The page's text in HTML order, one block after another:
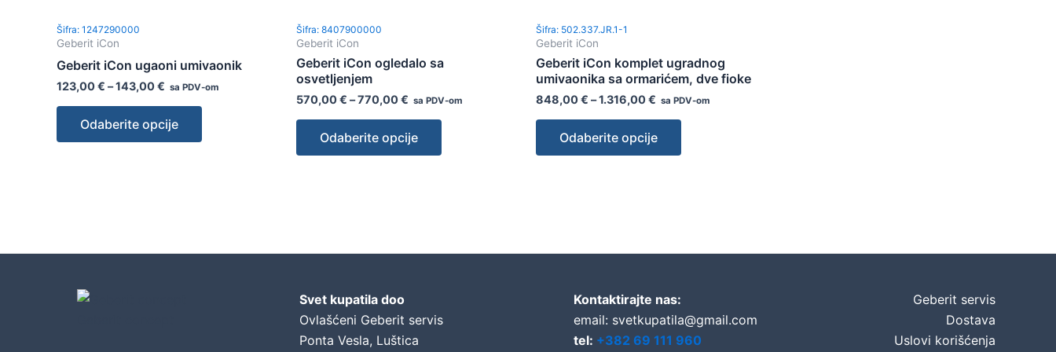
Šifra: 1247290000
Geberit iCon
Geberit iCon ugaoni umivaonik
123,00€ –143,00€ sa PDV-om
Odaberite opcije
Šifra: 8407900000
Geberit iCon
Geberit iCon ogledalo sa
osvetljenjem
570,00€ –770,00€ sa PDV-om
Odaberite opcije
Šifra: 502.337.JR.1-1
Geberit iCon
Geberit iCon komplet ugradnog
umivaonika sa ormarićem, dve fioke
848,00€ –1.316,00€ sa PDV-om
Odaberite opcije
Svet kupatila doo
Ovlašćeni Geberit servis
Ponta Vesla, Luštica
Kontaktirajte nas:
email: svetkupatila@gmail.com
tel: +382 69 111 960
Geberit servis
Dostava
Uslovi korišćenja